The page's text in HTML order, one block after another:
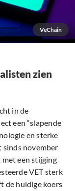
VeChain
zien
in de
een “slapende
en sterke
sinds november
een stijging
VET sterk
de huidige koers